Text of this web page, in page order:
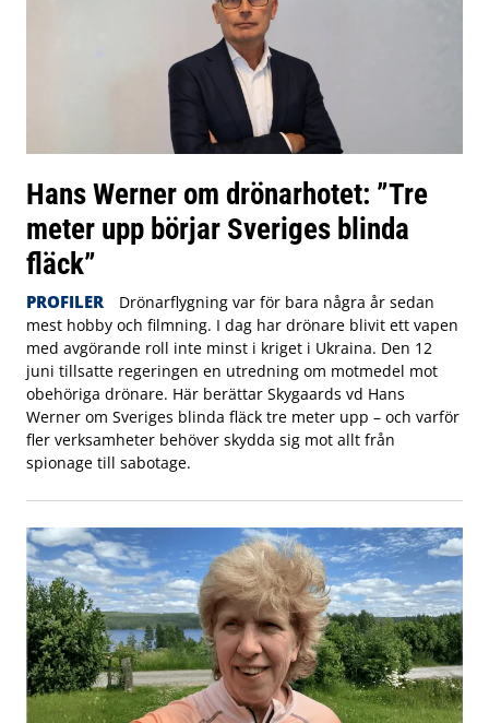
Hans Werner om drönarhotet: ”Tre
meter upp börjar Sveriges blinda
fläck”
PROFILER
Drönarflygning var för bara några år sedan
mest hobby och filmning. I dag har drönare blivit ett vapen
med avgörande roll inte minst i kriget i Ukraina. Den 12
juni tillsatte regeringen en utredning om motmedel mot
obehöriga drönare. Här berättar Skygaards vd Hans
Werner om Sveriges blinda fläck tre meter upp – och varför
fler verksamheter behöver skydda sig mot allt från
spionage till sabotage.